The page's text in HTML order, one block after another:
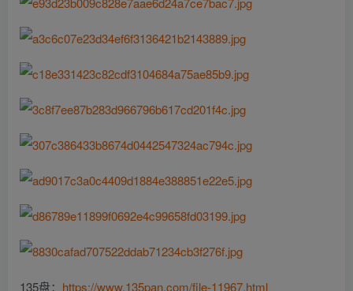
135盘： https://www.135pan.com/file-11967.html